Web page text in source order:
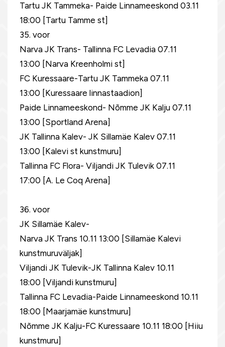
Tartu JK Tammeka- Paide Linnameeskond 03.11
18:00 [Tartu Tamme st]
35. voor
Narva JK Trans- Tallinna FC Levadia 07.11
13:00 [Narva Kreenholmi st]
FC Kuressaare-Tartu JK Tammeka 07.11
13:00 [Kuressaare linnastaadion]
Paide Linnameeskond- Nõmme JK Kalju 07.11
13:00 [Sportland Arena]
JK Tallinna Kalev- JK Sillamäe Kalev 07.11
13:00 [Kalevi st kunstmuru]
Tallinna FC Flora- Viljandi JK Tulevik 07.11
17:00 [A. Le Coq Arena]
36. voor
JK Sillamäe Kalev-
Narva JK Trans 10.11 13:00 [Sillamäe Kalevi
kunstmuruväljak]
Viljandi JK Tulevik-JK Tallinna Kalev 10.11
18:00 [Viljandi kunstmuru]
Tallinna FC Levadia-Paide Linnameeskond 10.11
18:00 [Maarjamäe kunstmuru]
Nõmme JK Kalju-FC Kuressaare 10.11 18:00 [Hiiu
kunstmuru]